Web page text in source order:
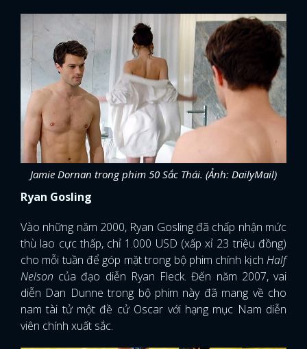
Jamie Dornan trong phim 50 Sắc Thái. (Ảnh: DailyMail)
Ryan Gosling
Vào những năm 2000, Ryan Gosling đã chấp nhận mức
thù lao cực thấp, chỉ 1.000 USD (xấp xỉ 23 triệu đồng)
cho mỗi tuần để góp mặt trong bộ phim chính kịch Half
Nelson của đạo diễn Ryan Fleck. Đến năm 2007, vai
diễn Dan Dunne trong bộ phim này đã mang về cho
nam tài tử một đề cử Oscar với hạng mục Nam diễn
viên chính xuất sắc.